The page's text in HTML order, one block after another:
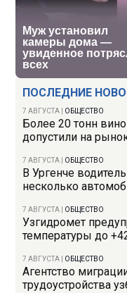
ПОСЛЕДНИЕ
7 АВГУСТА ОБЩЕСТВО
Более 20 тонн
допустили на
7 АВГУСТА ОБЩЕСТВО
В Ургенче
несколько
7 АВГУСТА ОБЩЕСТВО
Узгидромет
температуры до
7 АВГУСТА ОБЩЕСТВО
Агентство
трудоустройства